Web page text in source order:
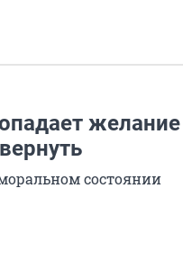
желание
состоянии